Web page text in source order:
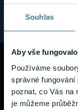
Souhlas
Aby vše
Používáme
správné fungování
poznat, co Vás na
je můžeme
KATALOG